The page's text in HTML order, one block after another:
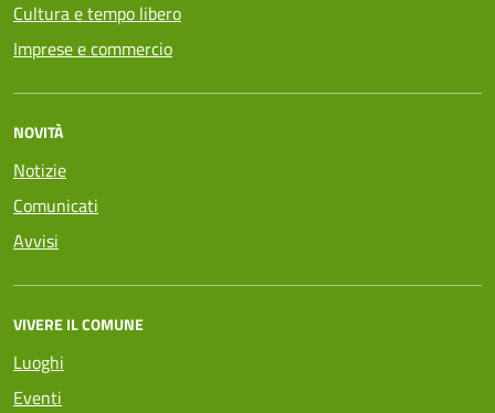
Cultura e tempo libero
Imprese e commercio
NOVITÀ
Notizie
Comunicati
Avvisi
VIVERE IL COMUNE
Luoghi
Eventi